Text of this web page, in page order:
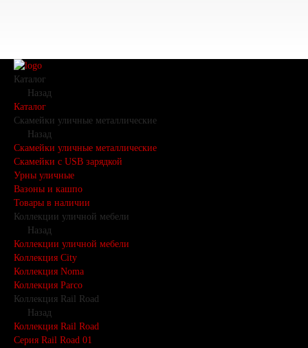
Каталог
Назад
Каталог
Скамейки уличные металлические
Назад
Скамейки уличные металлические
Скамейки с USB зарядкой
Урны уличные
Вазоны и кашпо
Товары в наличии
Коллекции уличной мебели
Назад
Коллекции уличной мебели
Коллекция City
Коллекция Noma
Коллекция Parco
Коллекция Rail Road
Назад
Коллекция Rail Road
Серия Rail Road 01